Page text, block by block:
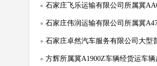
方辉所属冀A1900Z车辆经货运车